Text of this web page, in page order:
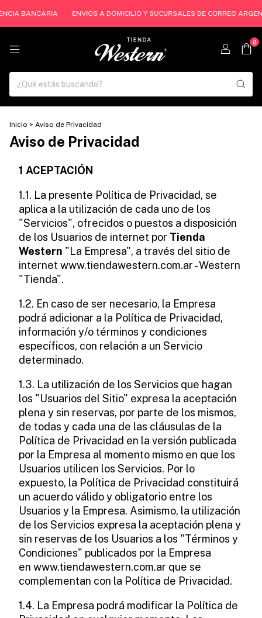
ENVIOS A DOMICILIO Y SUCURSALES DE CORREO ARGENTINO
0
Inicio > Aviso de Privacidad
Aviso de Privacidad
1 ACEPTACIÓN
1.1. La presente Política de Privacidad, se
aplica a la utilización de cada uno de los
"Servicios", ofrecidos o puestos a disposición
de los Usuarios de internet por Tienda
Western "La Empresa", a través del sitio de
internet www.tiendawestern.com.ar - Western
"Tienda".
1.2. En caso de ser necesario, la Empresa
podrá adicionar a la Política de Privacidad,
información y/o términos y condiciones
específicos, con relación a un Servicio
determinado.
1.3. La utilización de los Servicios que hagan
los "Usuarios del Sitio" expresa la aceptación
plena y sin reservas, por parte de los mismos,
de todas y cada una de las cláusulas de la
Política de Privacidad en la versión publicada
por la Empresa al momento mismo en que los
Usuarios utilicen los Servicios. Por lo
expuesto, la Política de Privacidad constituirá
un acuerdo válido y obligatorio entre los
Usuarios y la Empresa. Asimismo, la utilización
de los Servicios expresa la aceptación plena y
sin reservas de los Usuarios a los "Términos y
Condiciones" publicados por la Empresa
en www.tiendawestern.com.ar que se
complementan con la Política de Privacidad.
1.4. La Empresa podrá modificar la Política de